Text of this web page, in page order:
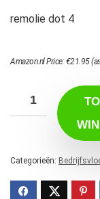
remolie dot 4
Amazon.nl Price:€21.95
Categorieën: